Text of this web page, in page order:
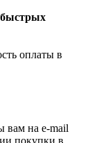
оплаты в
вам на e-mail